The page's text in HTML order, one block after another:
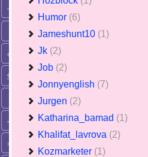
Humor (6)
Jameshunt10 (1)
Jk (2)
Job (2)
Jonnyenglish (7)
Jurgen (2)
Katharina_bamad (1)
Khalifat_lavrova (2)
Kozmarketer (1)